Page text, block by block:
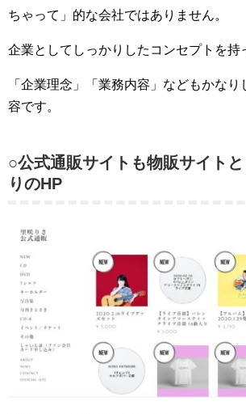
ちゃって」的な会社ではありません。
企業としてしっかりしたコンセプトを持
「企業理念」「業務内容」などもかな
容です。
○公式通販サイトも物販サイト
りのHP